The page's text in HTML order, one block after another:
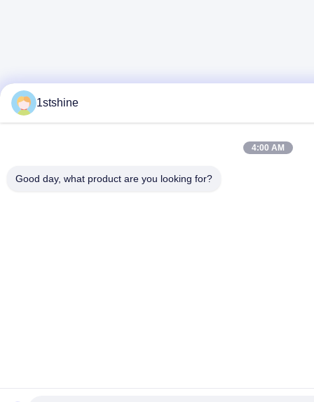
1stshine
4:00 AM
Good day, what product are you looking for?